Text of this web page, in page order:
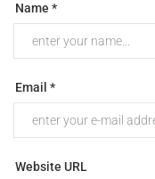
Name *
Email *
Website URL